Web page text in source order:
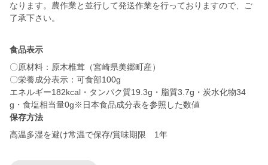
なります。農作業と並行して発送作業を行っておりますので、ご
了承下さい。
食品表示
〇原材料：原木椎茸（宮崎県美郷町産）
〇栄養成分表示：可食部100g
エネルギー182kcal・タンパク質19.3g・脂質3.7g・炭水化物34
保存方法
高温多湿を避け常温で保存/賞味期限 1年